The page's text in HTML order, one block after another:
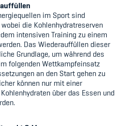
im Sport sind
die Kohlenhydratreserven
intensiven Training zu einem
Das Wiederauffüllen dieser
Grundlage, um während des
folgenden Wettkampfeinsatz
an den Start gehen zu
können nur mit einer
über das Essen und